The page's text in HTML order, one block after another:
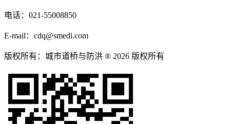
电话：021-55008850
E-mail：cdq@smedi.com
版权所有：城市道桥与防洪 ® 2026 版权所有